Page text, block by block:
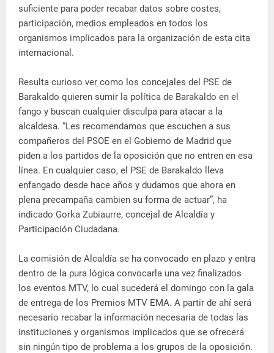
suficiente para poder recabar datos sobre costes,
participación, medios empleados en todos los
organismos implicados para la organización de esta cita
internacional.
Resulta curioso ver como los concejales del PSE de
Barakaldo quieren sumir la política de Barakaldo en el
fango y buscan cualquier disculpa para atacar a la
alcaldesa. “Les recomendamos que escuchen a sus
compañeros del PSOE en el Gobierno de Madrid que
piden a los partidos de la oposición que no entren en esa
línea. En cualquier caso, el PSE de Barakaldo lleva
enfangado desde hace años y dudamos que ahora en
plena precampaña cambien su forma de actuar”, ha
indicado Gorka Zubiaurre, concejal de Alcaldía y
Participación Ciudadana.
La comisión de Alcaldía se ha convocado en plazo y entra
dentro de la pura lógica convocarla una vez finalizados
los eventos MTV, lo cual sucederá el domingo con la gala
de entrega de los Premios MTV EMA. A partir de ahí será
necesario recabar la información necesaria de todas las
instituciones y organismos implicados que se ofrecerá
sin ningún tipo de problema a los grupos de la oposición.